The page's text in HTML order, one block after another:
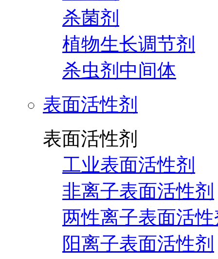
杀菌剂
植物生长调节剂
杀虫剂中间体
表面活性剂
表面活性剂
工业表面活性剂
非离子表面活性剂
两性离子表面活
阳离子表面活性剂